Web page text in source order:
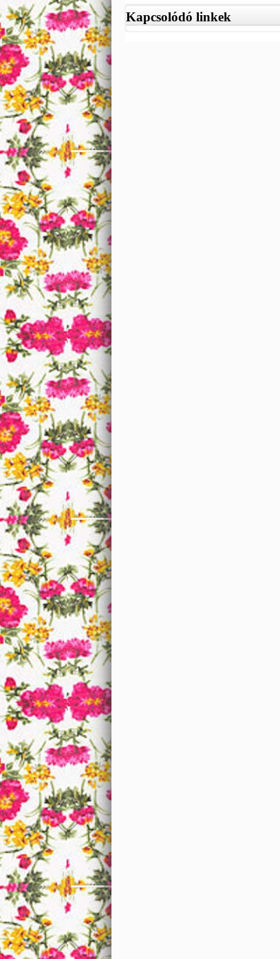
Kapcsolódó linkek